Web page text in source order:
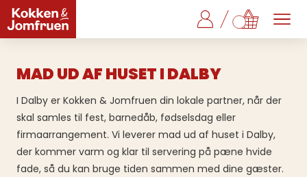
MAD UD AF HUSET I DALBY
I Dalby er Kokken & Jomfruen din lokale partner, når der
skal samles til fest, barnedåb, fødselsdag eller
firmaarrangement. Vi leverer mad ud af huset i Dalby,
der kommer varm og klar til servering på pæne hvide
fade, så du kan bruge tiden sammen med dine gæster.